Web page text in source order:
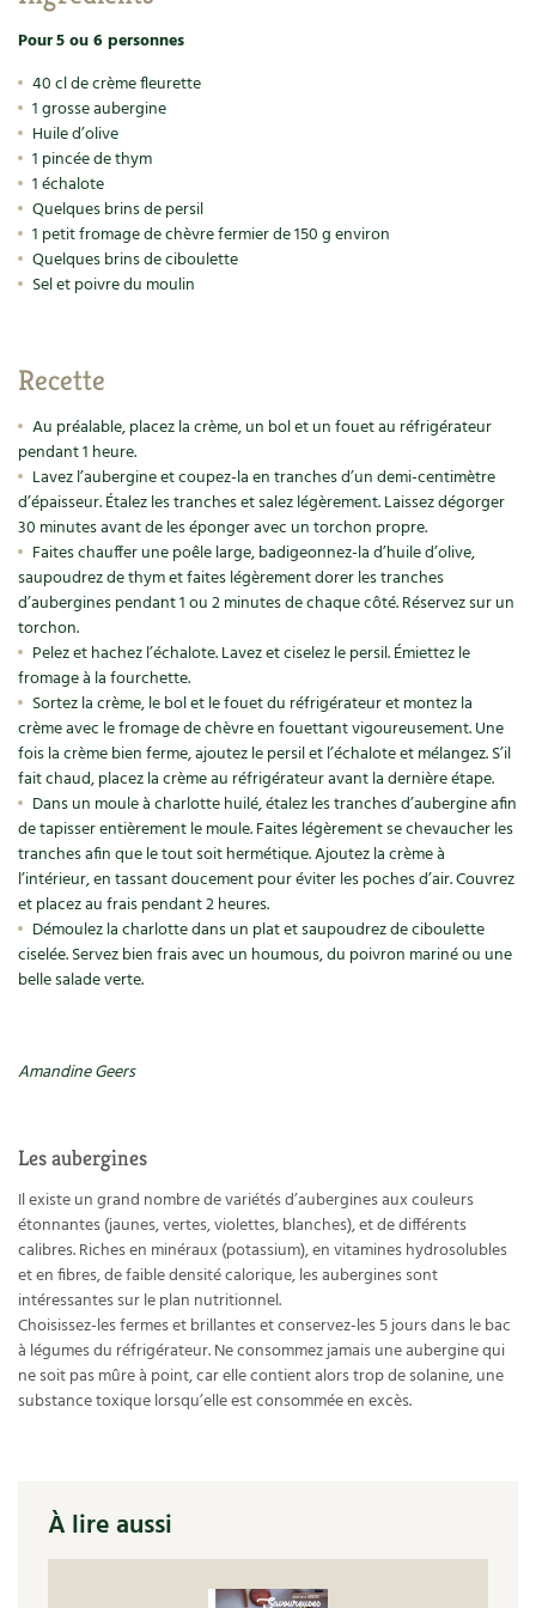
Cuisine saine
Manger bio
Cures, régimes
Dessert, Boulangerie
Techniques, conservation, organisation
NOUVEAUTÉS
Feuilleter le catalogue
Le magazine
Stages
Cartes cadeau
Nous contacter
Bricolages au jardin
Biodiversité
Ravageurs et maladies au jardin
Petit élevage
Cuisine saine
Recettes par type de plat
Recettes sans gluten
Recettes végétariennes et vegan
Habitat écologique
Conception et gros oeuvre
Matériaux écologiques
Gestion de l’eau
Entretien de la maison
Décoration et petit bricolage
Les plantes et leurs vertus
Société et alternatives
Vivre l’écologie
Protéger la nature
Autonomie
Les 4 saisons
Les chroniques de Marie
Jardin bio
Habitat écologique
Cuisine saine
Soins naturels
Questions à la rédaction
Entre abonné·es
Trucs & astuces
Expés
Trocs & petites annonces
Appels à témoignage
Bonnes adresses
Liste des pépiniéristes
Mieux consommer
Pour5 ou 6 personnes
40 cl de crème fleurette
1 grosse aubergine
Huile d’olive
1 pincée de thym
1 échalote
Quelques brins de persil
1 petit fromage de chèvre fermier de 150 g environ
Quelques brins de ciboulette
Sel et poivre du moulin
Recette
Au préalable, placez la crème, un bol et un fouet au réfrigérateur
pendant 1 heure.
Lavez l’aubergine et coupez-la en tranches d’un demi-centimètre
d’épaisseur. Étalez les tranches et salez légèrement. Laissez dégorger
30 minutes avant de les éponger avec un torchon propre.
Faites chauffer une poêle large, badigeonnez-la d’huile d’olive,
saupoudrez de thym et faites légèrement dorer les tranches
d’aubergines pendant 1 ou 2 minutes de chaque côté. Réservez sur un
torchon.
Pelez et hachez l’échalote. Lavez et ciselez le persil. Émiettez le
fromage à la fourchette.
Sortez la crème, le bol et le fouet du réfrigérateur et montez la
crème avec le fromage de chèvre en fouettant vigoureusement. Une
fois la crème bien ferme, ajoutez le persil et l’échalote et mélangez. S’il
fait chaud, placez la crème au réfrigérateur avant la dernière étape.
Dans un moule à charlotte huilé, étalez les tranches d’aubergine afin
de tapisser entièrement le moule. Faites légèrement se chevaucher les
tranches afin que le tout soit hermétique. Ajoutez la crème à
l’intérieur, en tassant doucement pour éviter les poches d’air. Couvrez
et placez au frais pendant 2 heures.
Démoulez la charlotte dans un plat et saupoudrez de ciboulette
ciselée. Servez bien frais avec un houmous, du poivron mariné ou une
belle salade verte.
Amandine Geers
Les aubergines
Il existe un grand nombre de variétés d’aubergines aux couleurs
étonnantes (jaunes, vertes, violettes, blanches), et de différents
calibres. Riches en minéraux (potassium), en vitamines hydrosolubles
et en fibres, de faible densité calorique, les aubergines sont
intéressantes sur le plan nutritionnel.
Choisissez-les fermes et brillantes et conservez-les 5 jours dans le bac
à légumes du réfrigérateur. Ne consommez jamais une aubergine qui
ne soit pas mûre à point, car elle contient alors trop de solanine, une
substance toxique lorsqu’elle est consommée en excès.
À lire aussi